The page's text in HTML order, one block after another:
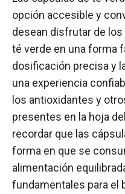
opción accesible y
desean disfrutar de los
té verde en una forma
dosificación precisa y
una experiencia
los antioxidantes y
presentes en la hoja
recordar que las
forma en que se
alimentación
fundamentales para el